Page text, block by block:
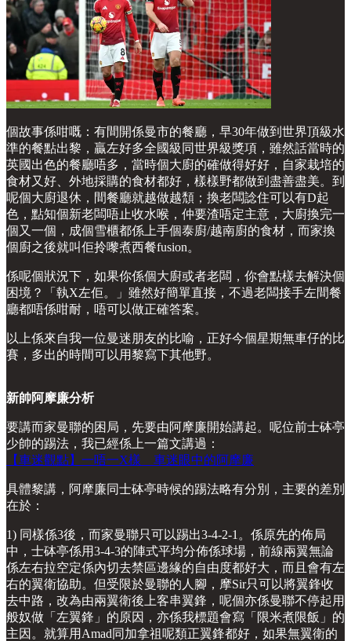
個故事係咁嘅：有間開係曼市的餐廳，早30年做到世界頂級水
準的餐點出黎，贏左好多全國級同世界級獎項，雖然話當時的
英國出色的餐廳唔多，當時個大廚的確做得好好，自家栽培的
食材又好、外地採購的食材都好，樣樣野都做到盡善盡美。到
呢個大廚退休，間餐廳就越做越頹；換老闆諗住可以有D起
色，點知個新老闆唔止收水喉，仲要渣唔定主意，大廚換完一
個又一個，成個雪櫃都係上手個泰廚/越南廚的食材，而家換
個廚之後就叫佢拎嚟煮西餐fusion。
係呢個狀況下，如果你係個大廚或者老闆，你會點樣去解決個
困境？「執X左佢。」雖然好簡單直接，不過老闆接手左間餐
廳都唔係咁耐，唔可以做正確答案。
以上係來自我一位曼迷朋友的比喻，正好今個星期無車仔的比
賽，多出的時間可以用黎寫下其他野。
新帥阿摩廉分析
要講而家曼聯的困局，先要由阿摩廉開始講起。呢位前士砵亭
少帥的踢法，我已經係上一篇文講過：
【車迷觀點】一唔一X樣 車迷眼中的阿摩廉
具體黎講，阿摩廉同士砵亭時候的踢法略有分別，主要的差別
在於：
1) 同樣係3後，而家曼聯只可以踢出3-4-2-1。係原先的佈局
中，士砵亭係用3-4-3的陣式平均分佈係球場，前線兩翼無論
係左右拉空定係內切去禁區邊緣的自由度都好大，而且會有左
右的翼衛協助。但受限於曼聯的人腳，摩Sir只可以將翼鋒收
去中路，改為由兩翼衛後上客串翼鋒，呢個亦係曼聯不停起用
般奴做「左翼鋒」的原因，亦係我標題會寫「限米煮限飯」的
主因。就算用Amad同加拿祖呢類正翼鋒都好，如果無翼衛的